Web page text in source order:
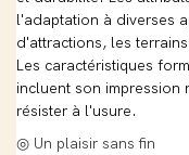
l'adaptation à diverses
d'attractions, les
Les caractéristiques
incluent son impression
résister à l'usure.
◎ Un plaisir sans fin